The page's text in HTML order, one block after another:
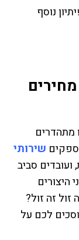
נוסף
מתהדרים
שירותי
ועובדים סביב
היצורים
זה זול?
לכם על